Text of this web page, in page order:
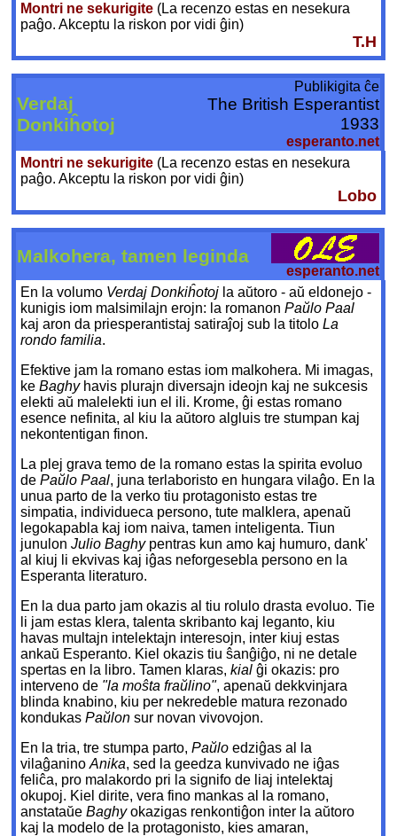
Montri ne sekurigite (La recenzo estas en nesekura
paĝo. Akceptu la riskon por vidi ĝin)
T.H
Verdaj
Donkiĥotoj
Publikigita ĉe
The British Esperantist
1933
esperanto.net
Montri ne sekurigite (La recenzo estas en nesekura
paĝo. Akceptu la riskon por vidi ĝin)
Lobo
Malkohera, tamen leginda
esperanto.net
En la volumo Verdaj Donkiĥotoj la aŭtoro - aŭ eldonejo -
kunigis iom malsimilajn erojn: la romanonPaŭlo Paal
kaj aron da priesperantistaj satiraĵoj sub la titoloLa
rondo familia.
Efektive jam la romano estas iom malkohera. Mi imagas,
keBaghyhavis plurajn diversajn ideojn kaj ne sukcesis
elekti aŭ malelekti iun el ili. Krome, ĝi estas romano
esence nefinita, al kiu la aŭtoro algluis tre stumpan kaj
nekontentigan finon.
La plej grava temo de la romano estas la spirita evoluo
dePaŭlo Paal, juna terlaboristo en hungara vilaĝo. En la
unua parto de la verko tiu protagonisto estas tre
simpatia, individueca persono, tute malklera, apenaŭ
legokapabla kaj iom naiva, tamen inteligenta. Tiun
junulonJulio Baghypentras kun amo kaj humuro, dank'
al kiuj li ekvivas kaj iĝas neforgesebla persono en la
Esperanta literaturo.
En la dua parto jam okazis al tiu rolulo drasta evoluo. Tie
li jam estas klera, talenta skribanto kaj leganto, kiu
havas multajn intelektajn interesojn, inter kiuj estas
ankaŭ Esperanto. Kiel okazis tiu ŝanĝiĝo, ni ne detale
spertas en la libro. Tamen klaras,kial ĝi okazis: pro
interveno de "la moŝta fraŭlino", apenaŭ dekkvinjara
blinda knabino, kiu per nekredeble matura rezonado
kondukasPaŭlon sur novan vivovojon.
En la tria, tre stumpa parto,Paŭloedziĝas al la
vilaĝaninoAnika, sed la geedza kunvivado ne iĝas
feliĉa, pro malakordo pri la signifo de liaj intelektaj
okupoj. Kiel dirite, vera fino mankas al la romano,
anstataŭeBaghyokazigas renkontiĝon inter la aŭtoro
kaj la modelo de la protagonisto, kies amaran,